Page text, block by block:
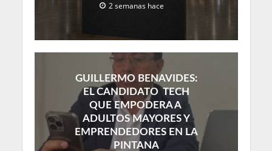
2 semanas hace
GUILLERMO BENAVIDES:
EL CANDIDATO TECH
QUE EMPODERA A
ADULTOS MAYORES Y
EMPRENDEDORES EN LA
PINTANA